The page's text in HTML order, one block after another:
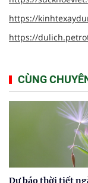
https://
https://
CÙNG
Dự báo thời tiết